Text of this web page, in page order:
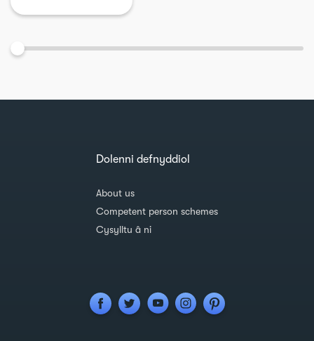
Dolenni defnyddiol
About us
Competent person schemes
Cysylltu â ni